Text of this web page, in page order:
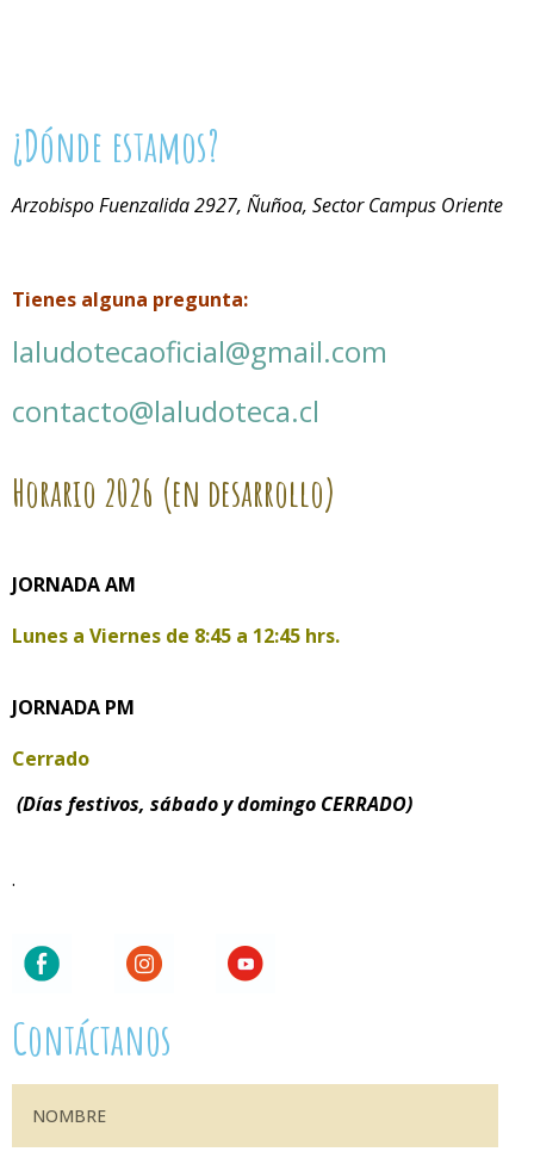
¿Dónde estamos?
Arzobispo Fuenzalida 2927, Ñuñoa, Sector Campus Oriente
Tienes alguna pregunta:
laludotecaoficial@gmail.com
contacto@laludoteca.cl
Horario 2026 (en desarrollo)
JORNADA AM
Lunes a Viernes de 8:45 a 12:45 hrs.
JORNADA PM
Cerrado
(Días festivos, sábado y domingo CERRADO)
.
Contáctanos